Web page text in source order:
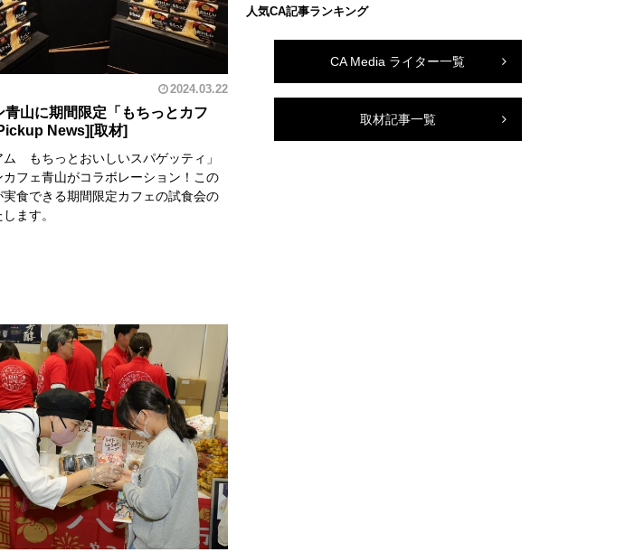
2024.03.22
青山に期間限定「もちっとカフ
ム もちっとおいしいスパゲッティ」
フェ青山がコラボレーション！この
食できる期間限定カフェの試食会の
ます。
人気CA記事ランキング
CA Media ライター一覧
取材記事一覧